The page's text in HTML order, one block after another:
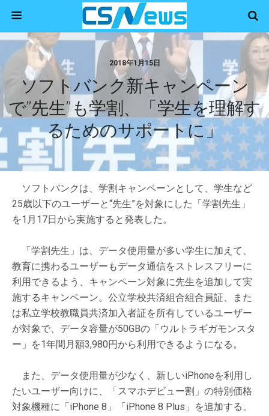
2018年1月15日
ソフトバンク新キャンペーン
で”先生”も学割、「学生を理解す
るためのサポートに」
ソフトバンクは、学割キャンペーンとして、学生など
25歳以下のユーザーと“先生”を対象にした「学割先生」
を1月17日から実施すると発表した。
「学割先生」は、データ使用量が多い学生に加えて、
教育に携わるユーザーもデータ通信をストレスフリーに
利用できるよう、キャンペーン対象に先生を追加して実
施するキャンペーン。公立学校共済組合組合員証、また
は私立学校教職員共済加入者証を所有しているユーザー
が対象で、データ容量が50GBの「ウルトラギガモンスタ
ー」を1年間月額3,980円から利用できるようになる。
また、データ使用量が少なく、新しいiPhoneを利用し
たいユーザー向けに、「スマホデビュー割」の特別価格
対象機種に「iPhone 8」「iPhone 8 Plus」を追加する。